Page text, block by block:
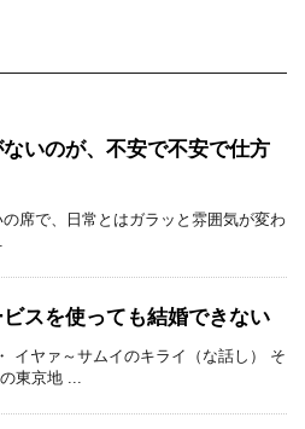
いのが、不安で不安で仕方
席で、日常とはガラッと雰囲気が変わ
スを使っても結婚できない
イヤァ～サムイのキライ（な話し） そ
東京地 ...